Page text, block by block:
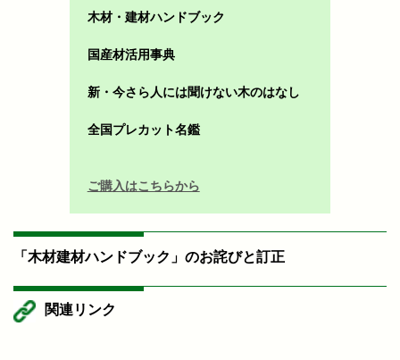
木材・建材ハンドブック
国産材活用事典
新・今さら人には聞けない木のはなし
全国プレカット名鑑
ご購入はこちらから
「木材建材ハンドブック」のお詫びと訂正
関連リンク